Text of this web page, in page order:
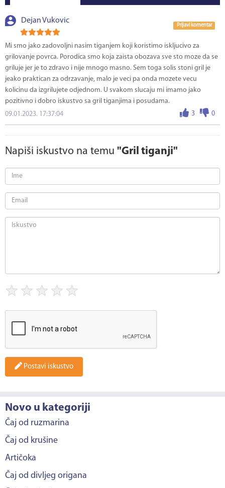
Dejan Vukovic
Prijavi komentar
Mi smo jako zadovoljni nasim tiganjem koji koristimo iskljucivo za
grilovanje povrca. Porodica smo koja zaista obozava sve sto moze da se
griluje jer je to zdravo i nije mnogo masno. Sem toga solis stoni gril je
jeako praktican za odrzavanje, malo je veci pa onda mozete vecu
kolicinu da izgrilujete odjednom. U svakom slucaju mi imamo jako
pozitivno i dobro iskustvo sa gril tiganjima i posudama.
3
0
09.01.2023. 17:37:04
Napiši iskustvo na temu "Gril tiganji"
★ ★ ★ ★ ★
Postavi iskustvo
Novo u kategoriji
Čaj od ruzmarina
Čaj od krušine
Artičoka
Čaj od divljeg origana